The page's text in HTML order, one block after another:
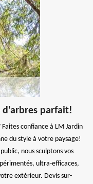
d'arbres parfait!
confiance à LM Jardin
du style à votre paysage!
nous sculptons vos
ultra-efficaces,
extérieur. Devis sur-